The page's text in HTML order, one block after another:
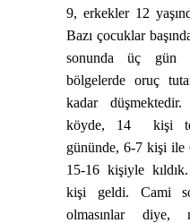
9, erkekler 12
Bazı çocuklar
sonunda üç gün
bölgelerde oruç
kadar
köyde, 14
kişi
gününde, 6-7 kişi ile
15-16 kişiyle
kişi geldi. Cami
olmasınlar diye,